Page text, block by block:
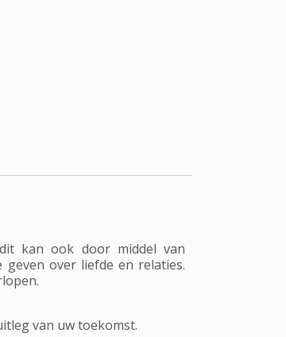
kan ook door middel van
over liefde en relaties.
van uw toekomst.